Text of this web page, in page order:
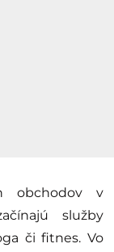
obchodov v
služby
či fitnes. Vo